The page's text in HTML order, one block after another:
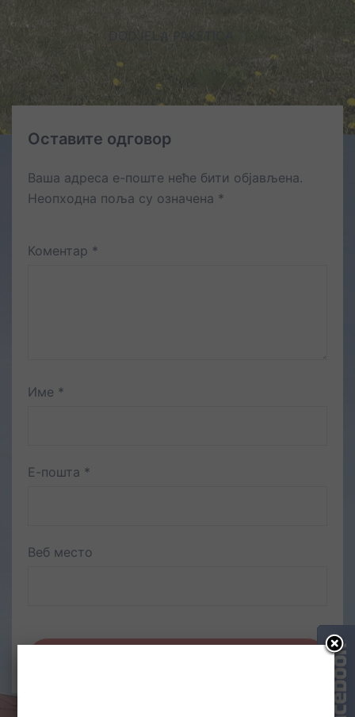
Оставите одговор
Ваша адреса е-поште неће бити објављена.
Неопходна поља су означена *
Коментар *
Име *
Е-пошта *
Веб место